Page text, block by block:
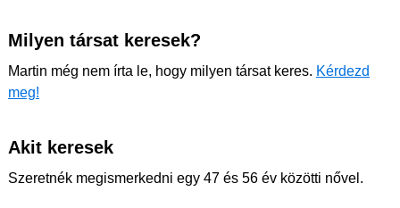
Milyen társat keresek?
Martin még nem írta le, hogy milyen társat keres. Kérdezd
meg!
Akit keresek
Szeretnék megismerkedni egy 47 és 56 év közötti nővel.